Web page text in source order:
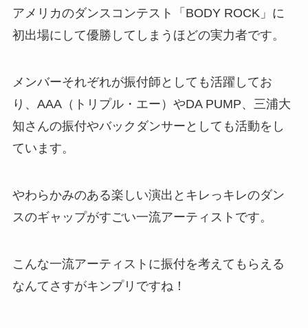
アメリカのダンスコンテスト「BODY ROCK」に
初出場にして優勝してしまうほどの実力者です。
メンバーそれぞれが振付師としても活躍してお
り、AAA（トリプル・エー）やDA PUMP、三浦大
知さんの振付やバックダンサーとしても活動をし
ています。
やわらかみのある楽しい演出とキレっキレのダン
スのギャップがすごい一流アーティストです。
こんな一流アーティストに振付を考えてもらえる
なんてさすがキンプリですね！